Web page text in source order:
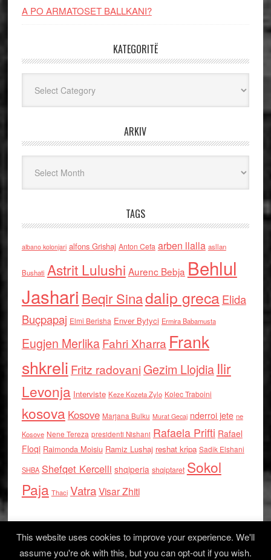
A PO ARMATOSET BALLKANI?
KATEGORITË
ARKIV
TAGS
albano kolonjari alfons Grishaj Anton Cefa arben llalla asllan
Bushati Astrit Lulushi Aurenc Bebja Behlul
Jashari Beqir Sinadalip grecaElida
Buçpapaj Elmi Berisha Enver Bytyci Ermira Babamusta
Eugjen MerlikaFahri Xharra Frank
shkreli Fritz radovaniGezim Llojdia Ilir
Levonja Interviste Keze Kozeta Zylo Kolec Traboini
kosova Kosove Marjana Bulku Murat Gecaj nderroi jete ne
Kosove Nene Tereza presidenti Nishani Rafaela Prifti Rafael
Floqi Raimonda Moisiu Ramiz Lushaj reshat kripa Sadik Elshani
SHBA Shefqet Kercelli shqiperia shqiptaret Sokol
Paja Thaci VatraVisar Zhiti
This website uses cookies to improve your experience. We'll
assume you're ok with this, but you can opt-out if you wish.